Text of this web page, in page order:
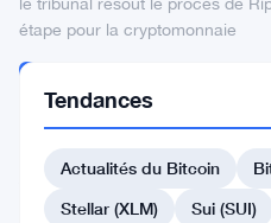
étape pour la cryptomonnaie
DES
ALTCOINS
XRP
vise
Tendances
Actualités du Bitcoin
Stellar (XLM)
Sui (SUI)